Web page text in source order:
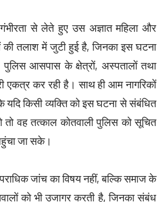
से लेते हुए उस अज्ञात महिला और
की तलाश में जुटी हुई है, जिनका इस घटना
आसपास के क्षेत्रों, अस्पतालों तथा
एकत्र कर रही है। साथ ही आम नागरिकों
यदि किसी व्यक्ति को इस घटना से संबंधित
तो वह तत्काल कोतवाली पुलिस को सूचित
जा सके।
जांच का विषय नहीं, बल्कि समाज के
को भी उजागर करती है, जिनका संबंध